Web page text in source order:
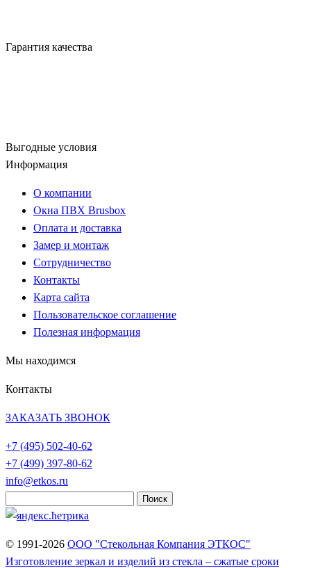
Гарантия качества
Выгодные условия
Информация
О компании
Окна ПВХ Brusbox
Оплата и доставка
Замер и монтаж
Сотрудничество
Контакты
Карта сайта
Пользовательское соглашение
Полезная информация
Мы находимся
Контакты
ЗАКАЗАТЬ ЗВОНОК
+7 (495) 502-40-62
+7 (499) 397-80-62
info@etkos.ru
© 1991-2026 ООО "Стекольная Компания ЭТКОС"
Изготовление зеркал и изделий из стекла – сжатые сроки